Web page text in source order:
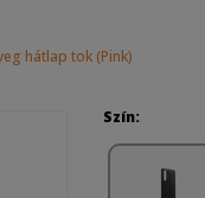
hátlap tok (Pink)
Szín: